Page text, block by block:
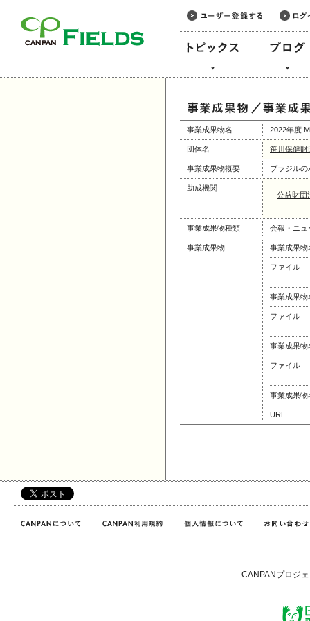
事業成果物名 2022年度
団体名 笹川保健財
事業成果物概要 ブラジル
助成機関
公益財団
事業成果物種類 会報・ニュ
事業成果物 事業成果物
ファイル
事業成果物
ファイル
事業成果物
ファイル
事業成果物
URL
CANPANプロジ